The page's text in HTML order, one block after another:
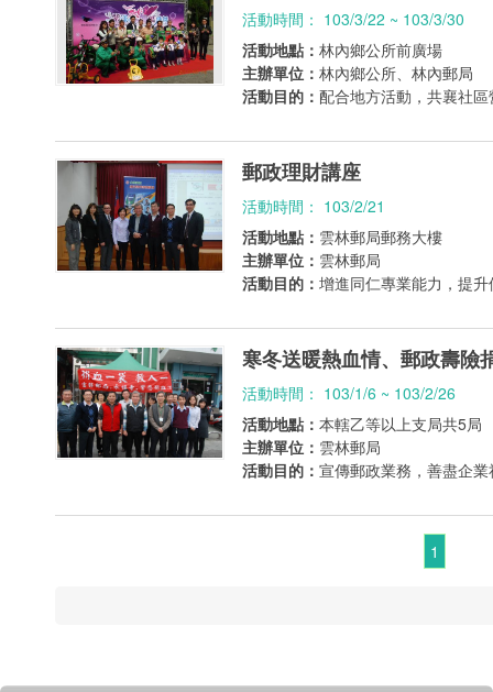
活動時間： 103/3/22 ~ 103/3/30
活動地點： 林內鄉公所前廣場
主辦單位： 林內鄉公所、林內郵局
活動目的： 配合地方活動，共襄社
郵政理財講座
活動時間： 103/2/21
活動地點： 雲林郵局郵務大樓
主辦單位： 雲林郵局
活動目的： 增進同仁專業能力，提
寒冬送暖熱血情、郵政壽險
活動時間： 103/1/6 ~ 103/2/26
活動地點： 本轄乙等以上支局共5局
主辦單位： 雲林郵局
活動目的： 宣傳郵政業務，善盡企
1